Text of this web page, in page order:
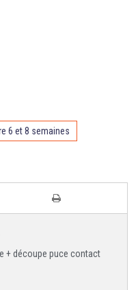
6 et 8 semaines
+ découpe puce contact